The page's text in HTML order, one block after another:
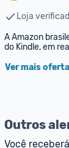
Loja
A Amazon
do Kindle, em
Ver mais
Outros
Você